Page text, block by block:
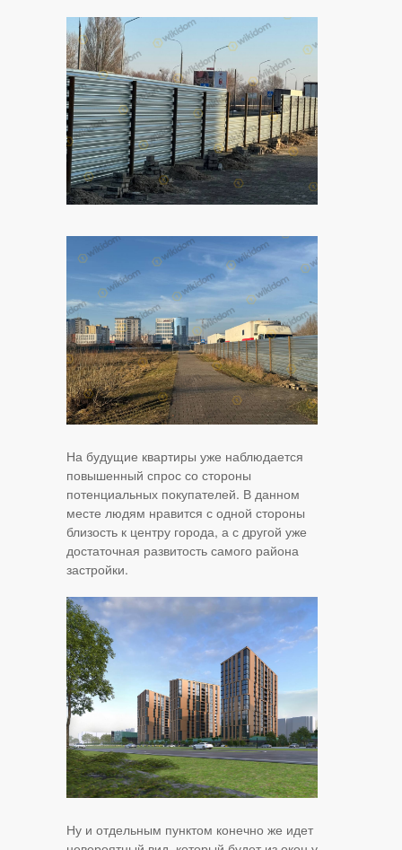
На будущие квартиры уже наблюдается
повышенный спрос со стороны
потенциальных покупателей. В данном
месте людям нравится с одной стороны
близость к центру города, а с другой уже
достаточная развитость самого района
застройки.
Ну и отдельным пунктом конечно же идет